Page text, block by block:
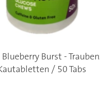
Burst -
/ 50 Tabs